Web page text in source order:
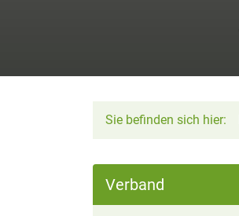
Sie befinden sich hier:
Verband